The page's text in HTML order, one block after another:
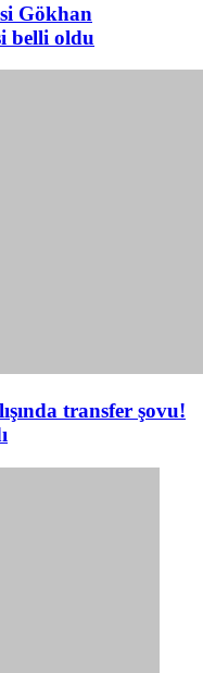
Gökhan
belli oldu
transfer şovu!